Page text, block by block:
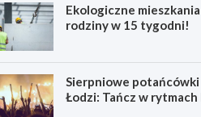
Ekologiczne
rodziny w 15 tygodni!
Sierpniowe
Łodzi: Tańcz w